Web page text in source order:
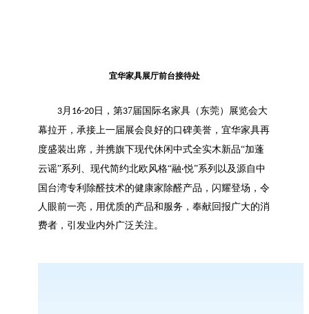
宜华家具展厅前台接待处
3月 16-20 日，第37届国际名家具（东莞）展览会大
幕拉开， 承接上一届展会良好的口碑美誉， 宜华家具再
度盛装出席，并携旗下现代休闲中式全实木新品“加蓬
云谣”系列 、 现代简约北欧风格“融·悦”系列 以及源自中
国台湾专利除醛技术的健康家除醛产品，闪耀登场，令
人眼前一亮，用优质的产品和服务，奉献回报广大的消
费者，引发业内外广泛关注。